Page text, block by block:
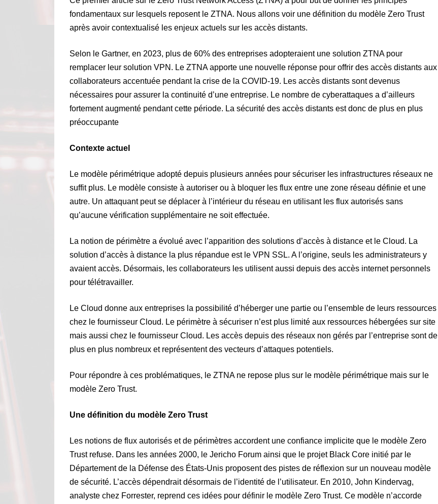
fondamentaux sur lesquels reposent le ZTNA. Nous allons voir une définition du modèle Zero Trust
après avoir contextualisé les enjeux actuels sur les accès distants.
Selon le Gartner, en 2023, plus de 60% des entreprises adopteraient une solution ZTNA pour
remplacer leur solution VPN. Le ZTNA apporte une nouvelle réponse pour offrir des accès distants aux
collaborateurs accentuée pendant la crise de la COVID-19. Les accès distants sont devenus
nécessaires pour assurer la continuité d’une entreprise. Le nombre de cyberattaques a d’ailleurs
fortement augmenté pendant cette période. La sécurité des accès distants est donc de plus en plus
préoccupante
Contexte actuel
Le modèle périmétrique adopté depuis plusieurs années pour sécuriser les infrastructures réseaux ne
suffit plus. Le modèle consiste à autoriser ou à bloquer les flux entre une zone réseau définie et une
autre. Un attaquant peut se déplacer à l’intérieur du réseau en utilisant les flux autorisés sans
qu’aucune vérification supplémentaire ne soit effectuée.
La notion de périmètre a évolué avec l’apparition des solutions d’accès à distance et le Cloud. La
solution d’accès à distance la plus répandue est le VPN SSL. A l’origine, seuls les administrateurs y
avaient accès. Désormais, les collaborateurs les utilisent aussi depuis des accès internet personnels
pour télétravailler.
Le Cloud donne aux entreprises la possibilité d’héberger une partie ou l’ensemble de leurs ressources
chez le fournisseur Cloud. Le périmètre à sécuriser n’est plus limité aux ressources hébergées sur site
mais aussi chez le fournisseur Cloud. Les accès depuis des réseaux non gérés par l’entreprise sont de
plus en plus nombreux et représentent des vecteurs d’attaques potentiels.
Pour répondre à ces problématiques, le ZTNA ne repose plus sur le modèle périmétrique mais sur le
modèle Zero Trust.
Une définition du modèle Zero Trust
Les notions de flux autorisés et de périmètres accordent une confiance implicite que le modèle Zero
Trust refuse. Dans les années 2000, le Jericho Forum ainsi que le projet Black Core initié par le
Département de la Défense des États-Unis proposent des pistes de réflexion sur un nouveau modèle
de sécurité. L’accès dépendrait désormais de l’identité de l’utilisateur. En 2010, John Kindervag,
analyste chez Forrester, reprend ces idées pour définir le modèle Zero Trust. Ce modèle n’accorde